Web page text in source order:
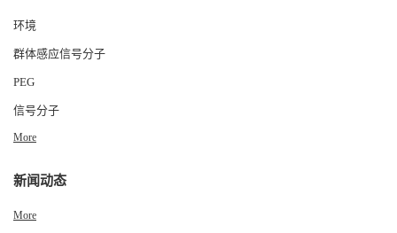
环境
群体感应信号分子
PEG
信号分子
More
新闻动态
More